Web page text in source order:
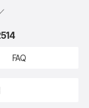
FAQ